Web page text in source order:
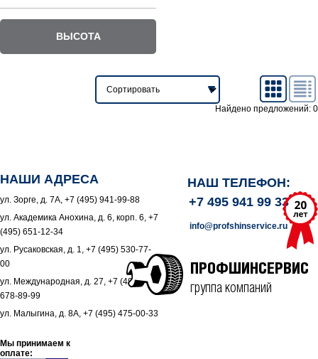
ВЫСОТА
Найдено предложений: 0
НАШИ АДРЕСА
ул. Зорге, д. 7А, +7 (495) 941-99-88
ул. Академика Анохина, д. 6, корп. 6, +7
(495) 651-12-34
ул. Русаковская, д. 1, +7 (495) 530-77-
00
ул. Международная, д. 27, +7 (495)
678-89-99
ул. Малыгина, д. 8А, +7 (495) 475-00-33
Мы принимаем к
оплате:
НАШ ТЕЛЕФОН:
+7 495 941 99 33
info@profshinservice.ru
ПРОФШИНСЕРВИС
группа компаний